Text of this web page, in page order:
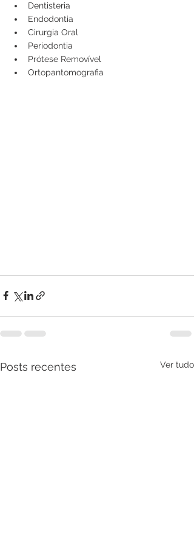
Dentisteria
Endodontia
Cirurgia Oral
Periodontia
Prótese Removível
Ortopantomografia
Posts recentes Ver tudo